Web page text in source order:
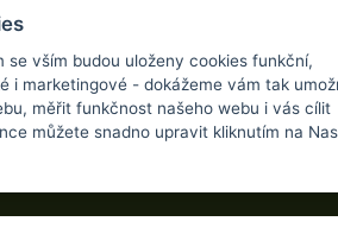
pro zemědělskou techniku
Zahradní, komunální a dílenská
OEM
se vším budou uloženy cookies funkční,
i marketingové - dokážeme vám tak
měřit funkčnost našeho webu i vás cílit
můžete snadno upravit kliknutím na